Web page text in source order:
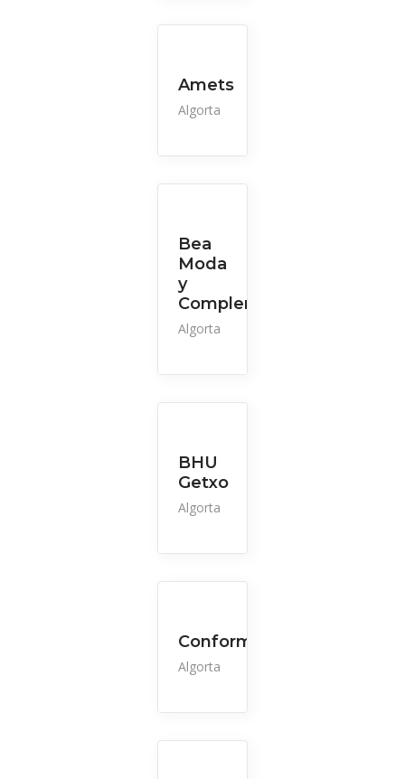
Amets
Algorta
Bea
Moda
y
Complementos
Algorta
BHU
Getxo
Algorta
Conformata
Algorta